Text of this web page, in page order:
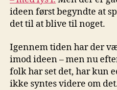
ideen først begyndte at
det til at blive til noget.
Igennem tiden har der
imod ideen – men nu
folk har set det, har kun
ikke syntes videre om